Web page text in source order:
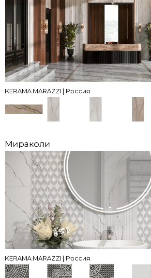
KERAMA MARAZZI | Россия
Мираколи
KERAMA MARAZZI | Россия